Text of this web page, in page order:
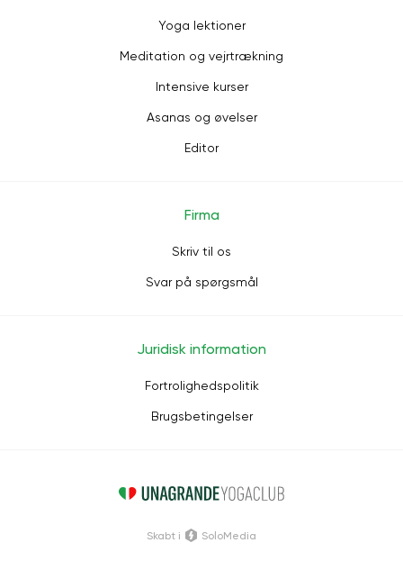
Yoga lektioner
Meditation og vejrtrækning
Intensive kurser
Asanas og øvelser
Editor
Firma
Skriv til os
Svar på spørgsmål
Juridisk information
Fortrolighedspolitik
Brugsbetingelser
Skabt i SoloMedia